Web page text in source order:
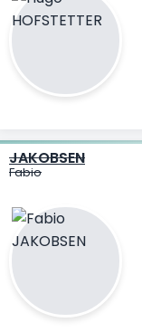
JAKOBSEN
Fabio